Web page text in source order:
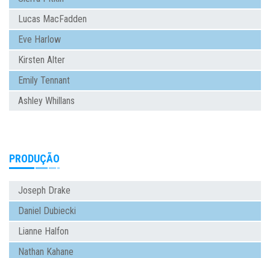
Lucas MacFadden
Eve Harlow
Kirsten Alter
Emily Tennant
Ashley Whillans
PRODUÇÃO
Joseph Drake
Daniel Dubiecki
Lianne Halfon
Nathan Kahane